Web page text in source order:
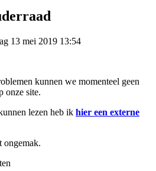
13 mei 2019 13:54
kunnen we momenteel geen
onze site.
lezen heb ik hier een externe
ongemak.